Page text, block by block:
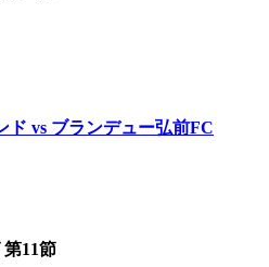
vs ブランデュー弘前FC
11節